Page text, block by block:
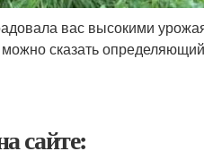
вас высокими
сказать
сайте: